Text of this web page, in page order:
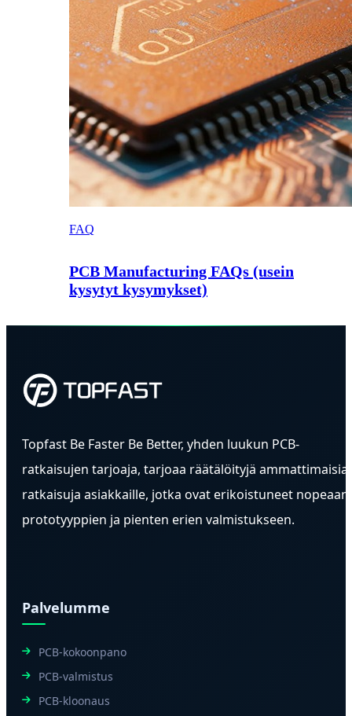
FAQ
PCB Manufacturing FAQs (usein
kysytyt kysymykset)
Topfast Be Faster Be Better, yhden luukun PCB-
ratkaisujen tarjoaja, tarjoaa räätälöityjä ammattimaisia
ratkaisuja asiakkaille, jotka ovat erikoistuneet nopeaan
prototyyppien ja pienten erien valmistukseen.
Palvelumme
PCB-kokoonpano
PCB-valmistus
PCB-kloonaus